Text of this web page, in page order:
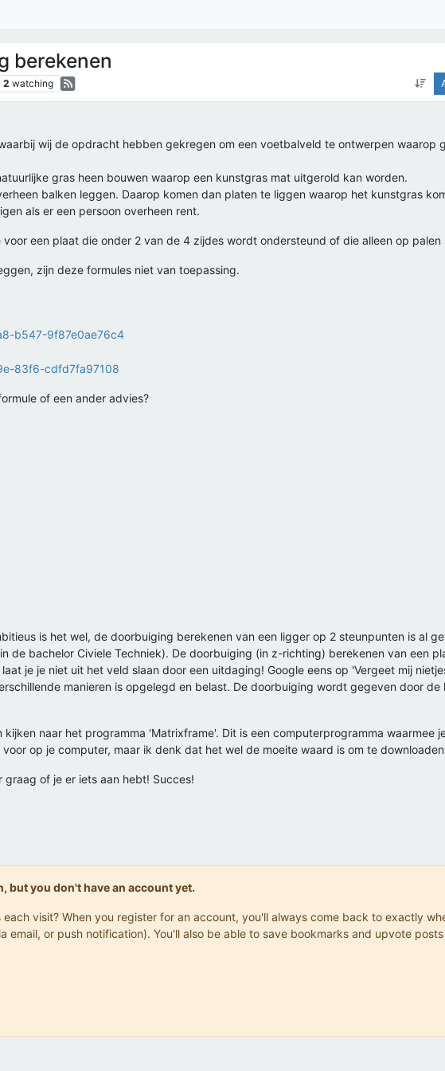
berekenen
2 watching
wij de opdracht hebben gekregen om een voetbalveld te ontwerpen waarop
gras heen bouwen waarop een kunstgras mat uitgerold kan worden.
balken leggen. Daarop komen dan platen te liggen waarop het kunstgras
als er een persoon overheen rent.
een plaat die onder 2 van de 4 zijdes wordt ondersteund of die alleen op palen
zijn deze formules niet van toepassing.
of een ander advies?
is het wel, de doorbuiging berekenen van een ligger op 2 steunpunten is al
de bachelor Civiele Techniek). De doorbuiging (in z-richting) berekenen van een
je je niet uit het veld slaan door een uitdaging! Google eens op 'Vergeet mij
manieren is opgelegd en belast. De doorbuiging wordt gegeven door de
naar het programma 'Matrixframe'. Dit is een computerprogramma waarmee
op je computer, maar ik denk dat het wel de moeite waard is om te
of je er iets aan hebt! Succes!
but you don't have an account yet.
visit? When you register for an account, you'll always come back to exactly
or push notification). You'll also be able to save bookmarks and upvote